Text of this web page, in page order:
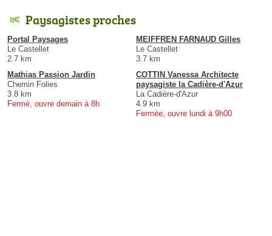
Paysagistes proches
Portal Paysages
Le Castellet
2.7 km
MEIFFREN FARNAUD Gilles
Le Castellet
3.7 km
Mathias Passion Jardin
Chemin Folies
3.8 km
Fermé, ouvre demain à 8h
COTTIN Vanessa Architecte
paysagiste la Cadière-d'Azur
La Cadière-d'Azur
4.9 km
Fermée, ouvre lundi à 9h00